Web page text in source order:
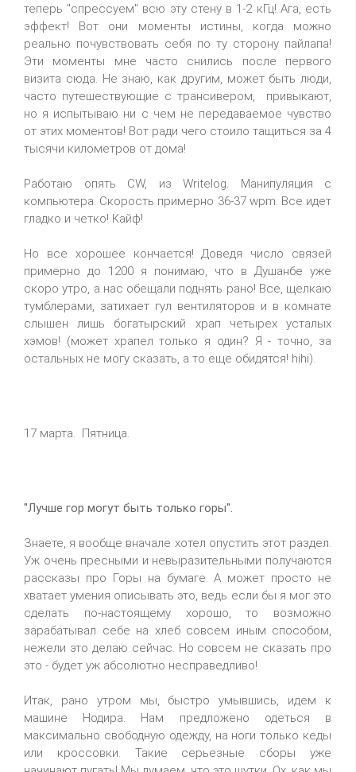
теперь "спрессуем" всю эту стену в 1-2 кГц! Ага, есть
эффект! Вот они моменты истины, когда можно
реально почувствовать себя по ту сторону пайлапа!
Эти моменты мне часто снились после первого
визита сюда. Не знаю, как другим, может быть люди,
часто путешествующие с трансивером, привыкают,
но я испытываю ни с чем не передаваемое чувство
от этих моментов! Вот ради чего стоило тащиться за 4
тысячи километров от дома!
Работаю опять CW, из Writelog. Манипуляция с
компьютера. Скорость примерно 36-37 wpm. Все идет
гладко и четко! Кайф!
Но все хорошее кончается! Доведя число связей
примерно до 1200 я понимаю, что в Душанбе уже
скоро утро, а нас обещали поднять рано! Все, щелкаю
тумблерами, затихает гул вентиляторов и в комнате
слышен лишь богатырский храп четырех усталых
хэмов! (может храпел только я один? Я - точно, за
остальных не могу сказать, а то еще обидятся! hihi).
17 марта. Пятница.
"Лучше гор могут быть только горы".
Знаете, я вообще вначале хотел опустить этот раздел.
Уж очень пресными и невыразительными получаются
рассказы про Горы на бумаге. А может просто не
хватает умения описывать это, ведь если бы я мог это
сделать по-настоящему хорошо, то возможно
зарабатывал себе на хлеб совсем иным способом,
нежели это делаю сейчас. Но совсем не сказать про
это - будет уж абсолютно несправедливо!
Итак, рано утром мы, быстро умывшись, идем к
машине Нодира. Нам предложено одеться в
максимально свободную одежду, на ноги только кеды
или кроссовки. Такие серьезные сборы уже